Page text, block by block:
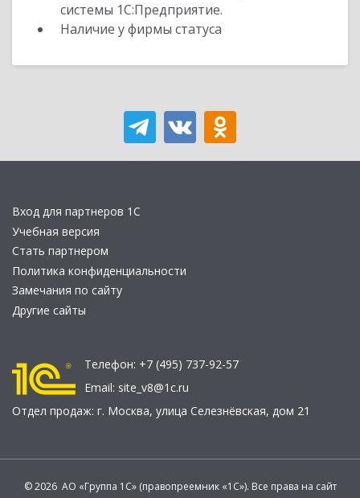
системы 1С:Предприятие.
Наличие у фирмы статуса
Вход для партнеров 1С
Учебная версия
Стать партнером
Политика конфиденциальности
Замечания по сайту
Другие сайты
Телефон: +7 (495) 737-92-57
Email: site_v8@1c.ru
Отдел продаж: г. Москва, улица Селезнёвская, дом 21
© 2026 АО «Группа 1С» (правопреемник «1С»). Все права на сайт